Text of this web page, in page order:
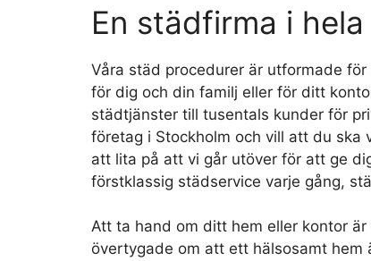
En städfirma i
Våra städ procedurer är utformade
för dig och din familj eller för ditt
städtjänster till tusentals kunder för
företag i Stockholm och vill att du ska
att lita på att vi går utöver för att ge
förstklassig städservice varje gång,
Att ta hand om ditt hem eller kontor
övertygade om att ett hälsosamt hem